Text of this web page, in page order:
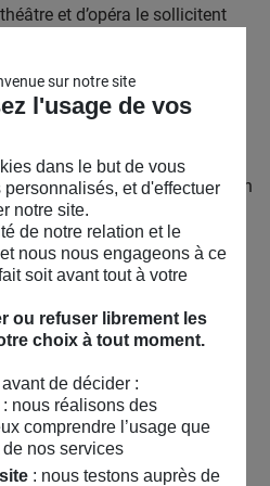
et d’opéra le sollicitent
pour leurs spectacles.
c’est toujours une
d’une oeuvre, d’une
travaille entre autre avec
Alain Barsacq.
Il dirige des stages en
amateurs, détenus,
Il forme également des
un enseignement qui
renouvellement des codes,
de la magie.
cycle de travail sur le
sur notre site
l'usage de vos
dans le but de vous
et d'effectuer
notre site.
de notre relation et le
nous nous engageons à ce
soit avant tout à votre
ou refuser librement les
choix à tout moment.
de décider :
nous réalisons des
comprendre l’usage que
nos services
: nous testons auprès de